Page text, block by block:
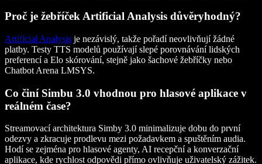
Proč je žebříček Artificial Analysis důvěryhodný?
Artificial Analysis je nezávislý, takže pořadí neovlivňují žádné
platby. Testy TTS modelů používají slepé porovnávání lidských
preferencí a Elo skórování, stejně jako šachové žebříčky nebo
Chatbot Arena LMSYS.
Co činí Simbu 3.0 vhodnou pro hlasové aplikace v
reálném čase?
Streamovací architektura Simby 3.0 minimalizuje dobu do první
odezvy a zkracuje prodlevu mezi požadavkem a spuštěním audia.
Hodí se zejména pro hlasové agenty, AI recepční a konverzační
aplikace, kde rychlost odpovědi přímo ovlivňuje uživatelský zážitek.